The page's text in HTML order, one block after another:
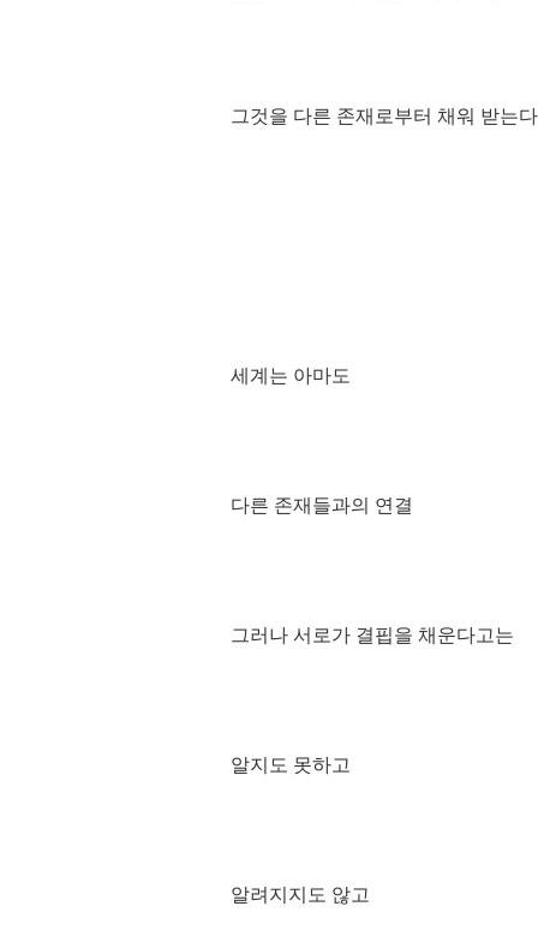
그것을 다른 존재로부터 채워 받는
세계는 아마도
다른 존재들과의 연결
그러나 서로가 결핍을 채운다고는
알지도 못하고
알려지지도 않고